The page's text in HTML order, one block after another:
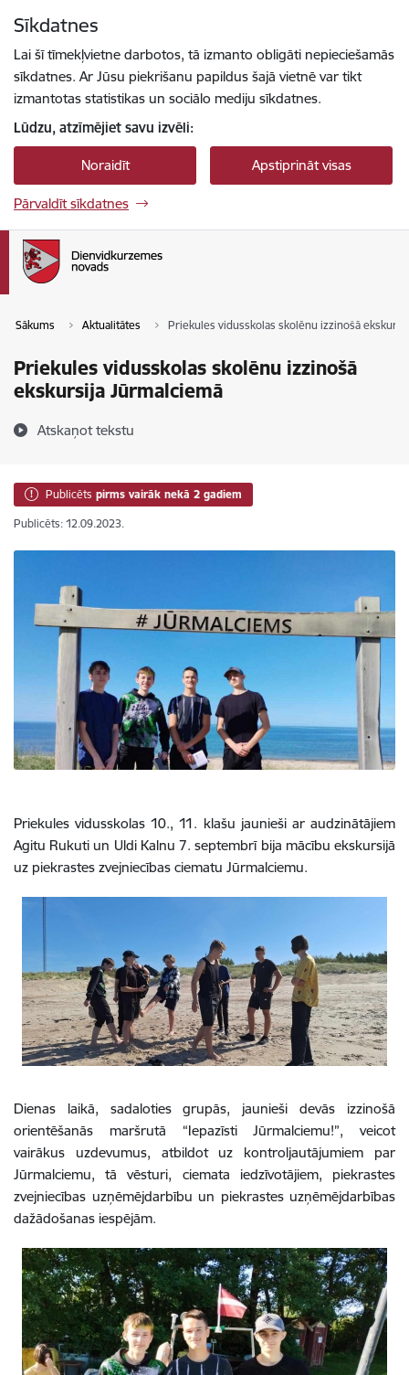
Sīkdatnes
Lai šī tīmekļvietne darbotos, tā izmanto obligāti nepieciešamās
sīkdatnes. Ar Jūsu piekrišanu papildus šajā vietnē var tikt
izmantotas statistikas un sociālo mediju sīkdatnes.
Lūdzu, atzīmējiet savu izvēli:
Noraidīt Apstiprināt visas
Pārvaldīt sīkdatnes
Sākums Aktualitātes Priekules vidusskolas skolēnu izzinošā
Priekules vidusskolas skolēnu izzinošā
ekskursija Jūrmalciemā
Atskaņot tekstu
Publicēts pirms vairāk nekā 2 gadiem
Publicēts: 12.09.2023.
Priekules vidusskolas 10., 11. klašu jaunieši ar audzinātājiem
Agitu Rukuti un Uldi Kalnu 7. septembrī bija mācību ekskursijā
uz piekrastes zvejniecības ciematu Jūrmalciemu.
Dienas laikā, sadaloties grupās, jaunieši devās izzinošā
orientēšanās maršrutā “Iepazīsti Jūrmalciemu!”, veicot
vairākus uzdevumus, atbildot uz kontroljautājumiem par
Jūrmalciemu, tā vēsturi, ciemata iedzīvotājiem, piekrastes
zvejniecības uzņēmējdarbību un piekrastes uzņēmējdarbības
dažādošanas iespējām.